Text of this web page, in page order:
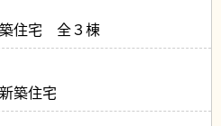
築住宅 全３棟
築住宅